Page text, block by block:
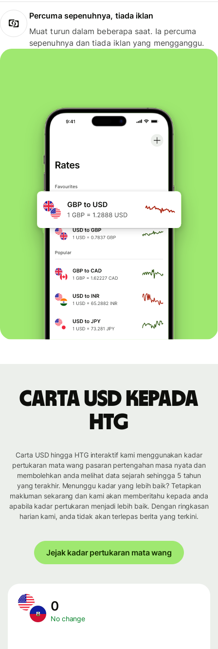
Percuma sepenuhnya, tiada iklan
Muat turun dalam beberapa saat. Ia percuma
sepenuhnya dan tiada iklan yang mengganggu.
Carta USD kepada
HTG
Carta USD hingga HTG interaktif kami menggunakan kadar
pertukaran mata wang pasaran pertengahan masa nyata dan
membolehkan anda melihat data sejarah sehingga 5 tahun
yang terakhir. Menunggu kadar yang lebih baik? Tetapkan
makluman sekarang dan kami akan memberitahu kepada anda
apabila kadar pertukaran menjadi lebih baik. Dengan ringkasan
harian kami, anda tidak akan terlepas berita yang terkini.
Jejak kadar pertukaran mata wang
0
No change